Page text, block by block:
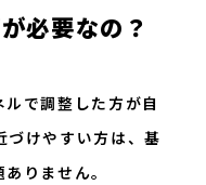
必要なの？
で調整した方が自
づけやすい方は、基
りません。